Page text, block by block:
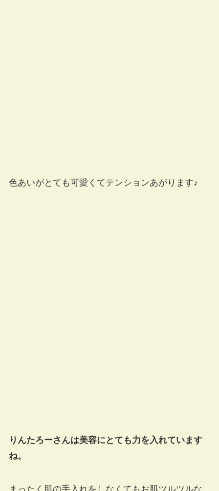
色あいがとても可愛くてテンションあがります♪
りんたろーさんは美容にとても力を入れています
ね。
まったく肌の手入れをしなくてもお肌ツルツルな